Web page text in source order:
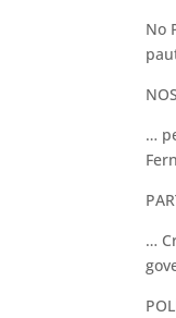
No
NOS
…
…